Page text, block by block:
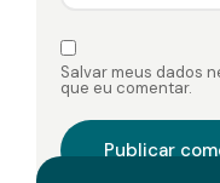
Salvar meus dados
que eu comentar.